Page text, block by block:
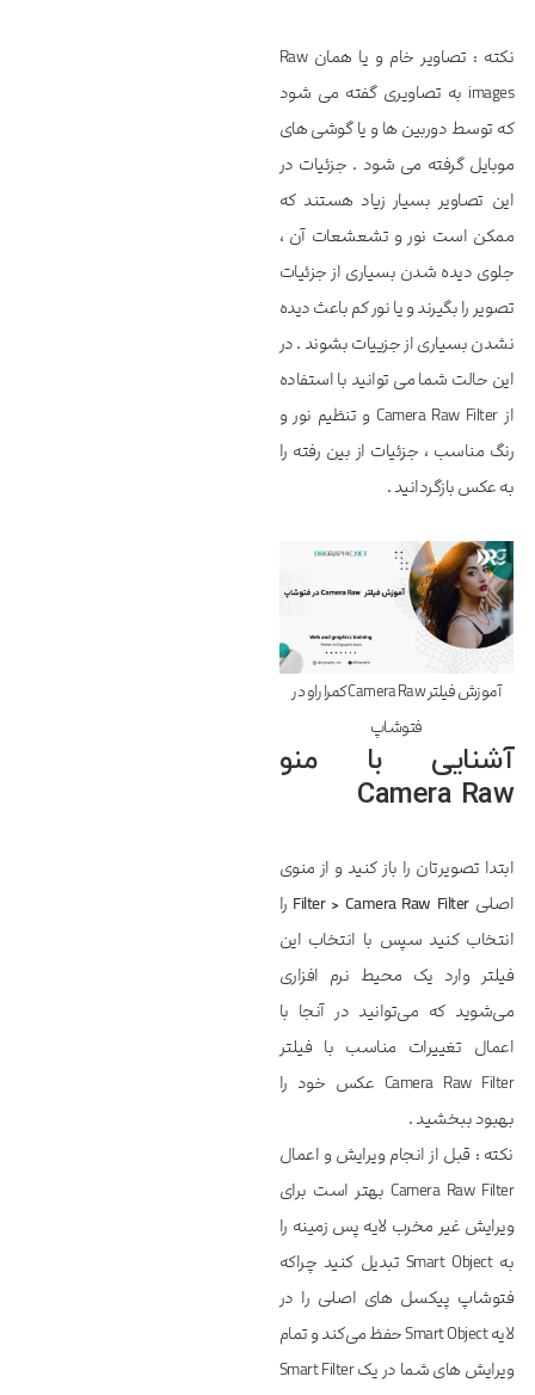
نکته : تصاویر خام و یا همان Raw
images به تصاویری گفته می شود
که توسط دوربین ها و یا گوشی های
موبایل گرفته می شود . جزئیات در
این تصاویر بسیار زیاد هستند که
ممکن است نور و تشعشعات آن ،
جلوی دیده شدن بسیاری از جزئیات
تصویر را بگیرند و یا نور کم باعث دیده
نشدن بسیاری از جزییات بشوند . در
این حالت شما می توانید با استفاده
از Camera Raw Filter و تنظیم نور و
رنگ مناسب ، جزئیات از بین رفته را
به عکس بازگردانید .
آموزش فیلتر Camera Raw کمرا راو در
فتوشاپ
آشنایی با منو
Camera Raw
ابتدا تصویرتان را باز کنید و از منوی
اصلیFilter > Camera Raw Filter را
انتخاب کنید سپس با انتخاب این
فیلتر وارد یک محیط نرم افزاری
می‌شوید که می‌توانید در آنجا با
اعمال تغییرات مناسب با فیلتر
Camera Raw Filter عکس خود را
بهبود ببخشید .
نکته : قبل از انجام ویرایش و اعمال
Camera Raw Filter بهتر است برای
ویرایش غیر مخرب لایه پس زمینه را
به Smart Object تبدیل کنید چراکه
فتوشاپ پیکسل های اصلی را در
لایه Smart Object حفظ می‌کند و تمام
ویرایش های شما در یک Smart Filter